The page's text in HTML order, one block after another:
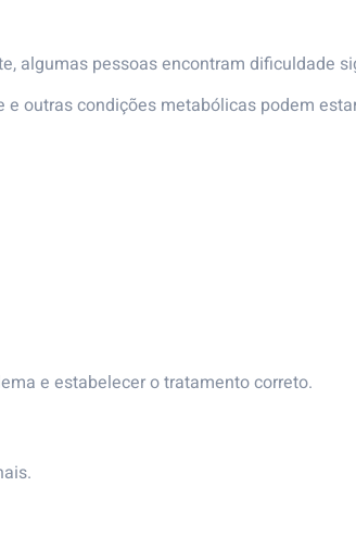
algumas pessoas encontram dificuldade
outras condições metabólicas podem
e estabelecer o tratamento correto.